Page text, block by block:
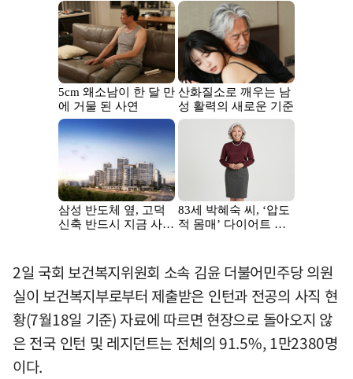
2일 국회 보건복지위원회 소속 김윤 더불어민주당 의원
실이 보건복지부로부터 제출받은 인턴과 전공의 사직 현
황(7월18일 기준) 자료에 따르면 현장으로 돌아오지 않
은 전국 인턴 및 레지던트는 전체의 91.5%, 1만2380명
이다.